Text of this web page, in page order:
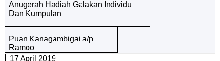
Anugerah Hadiah Galakan Individu
Dan Kumpulan
Puan Kanagambigai a/p
Ramoo
17 April 2019